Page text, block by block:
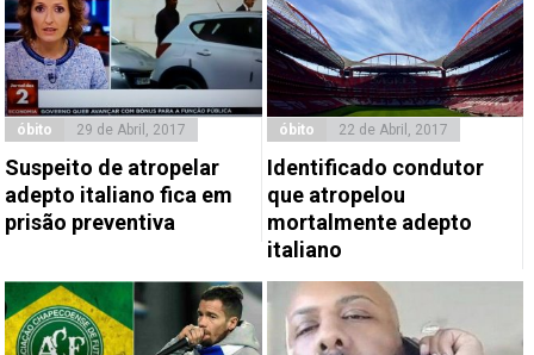
óbito 29 de Abril, 2017
Suspeito de atropelar
adepto italiano fica em
prisão preventiva
óbito 22 de Abril, 2017
Identificado condutor
que atropelou
mortalmente adepto
italiano